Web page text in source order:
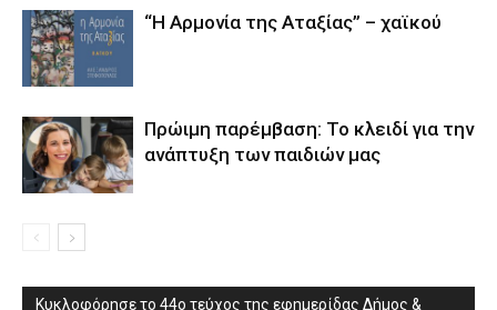
“Η Αρμονία της Αταξίας” – χαϊκού
Πρώιμη παρέμβαση: Το κλειδί για την
ανάπτυξη των παιδιών µας
Κυκλοφόρησε το 44ο τεύχος της εφημερίδας Δήμος &